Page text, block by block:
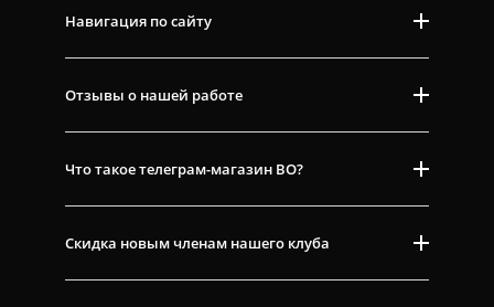
Навигация по сайту
Отзывы о нашей работе
Что такое телеграм-магазин ВО?
Скидка новым членам нашего клуба